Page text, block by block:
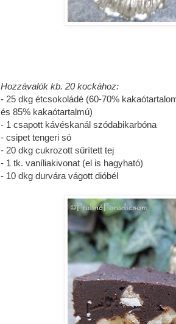
Hozzávalók kb. 20 kockához:
- 25 dkg étcsokoládé (60-70%
és 85% kakaótartalmú)
- 1 csapott kávéskanál szódabikarbóna
- csipet tengeri só
- 20 dkg cukrozott sűrített tej
- 1 tk. vaníliakivonat (el is hagyható)
- 10 dkg durvára vágott dióbél